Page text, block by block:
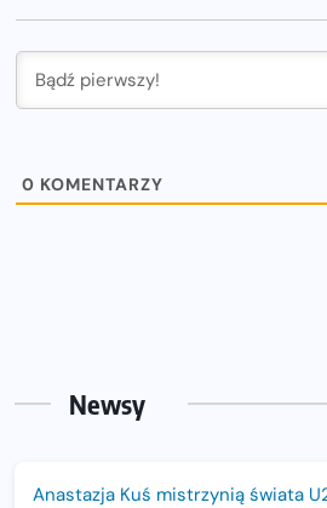
0 KOMENTARZY
Newsy
Anastazja Kuś mistrzynią świata